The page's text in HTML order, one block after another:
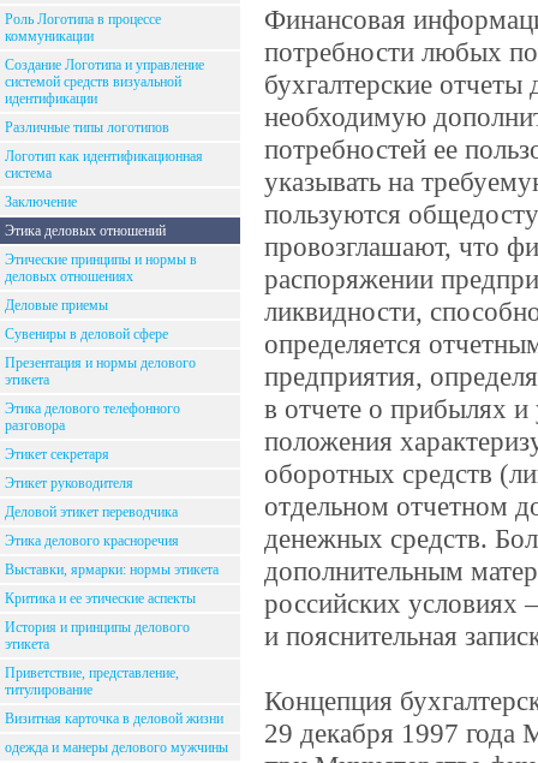
Роль Логотипа в процессе
коммуникации
Создание Логотипа и управление
системой средств визуальной
идентификации
Различные типы логотипов
Логотип как идентификационная
система
Заключение
Этика деловых отношений
Этические принципы и нормы в
деловых отношениях
Деловые приемы
Сувениры в деловой сфере
Презентация и нормы делового
этикета
Этика делового телефонного
разговора
Этикет секретаря
Этикет руководителя
Деловой этикет переводчика
Этика делового красноречия
Выставки, ярмарки: нормы этикета
Критика и ее этические аспекты
История и принципы делового
этикета
Приветствие, представление,
титулирование
Визитная карточка в деловой жизни
одежда и манеры делового мужчины
Финансовая
потребности любых
бухгалтерские
необходимую
потребностей ее
указывать на
пользуются
провозглашают, что
распоряжении
ликвидности,
определяется
предприятия,
в отчете о прибылях
положения
оборотных средств
отдельном отчетном
денежных средств.
дополнительным
российских условиях
и пояснительная
Концепция
29 декабря 1997 года